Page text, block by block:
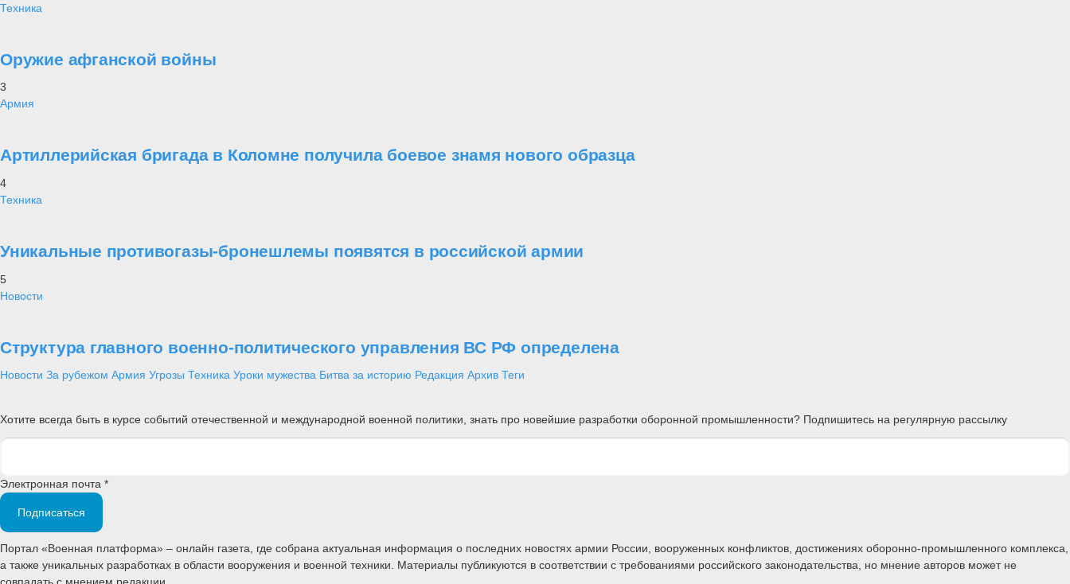
Техника
Оружие афганской войны
3
Армия
Артиллерийская бригада в Коломне получила боевое знамя нового образца
4
Техника
Уникальные противогазы-бронешлемы появятся в российской армии
5
Новости
Структура главного военно-политического управления ВС РФ определена
Новости За рубежом Армия Угрозы Техника Уроки мужества Битва за историю Редакция Архив Теги
Хотите всегда быть в курсе событий отечественной и международной военной политики, знать про новейшие разработки оборонной промышленности? Подпишитесь на регулярную рассылку
Электронная почта *
Подписаться
Портал «Военная платформа» – онлайн газета, где собрана актуальная информация о последних новостях армии России, вооруженных конфликтов, достижениях оборонно-промышленного комплекса,
а также уникальных разработках в области вооружения и военной техники. Материалы публикуются в соответствии с требованиями российского законодательства, но мнение авторов может не
совпадать с мнением редакции.